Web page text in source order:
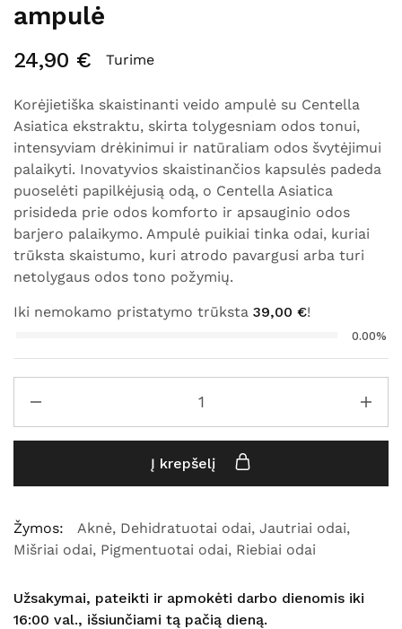
ampulė
24,90 € Turime
Korėjietiška skaistinanti veido ampulė su Centella
Asiatica ekstraktu, skirta tolygesniam odos tonui,
intensyviam drėkinimui ir natūraliam odos švytėjimui
palaikyti. Inovatyvios skaistinančios kapsulės padeda
puoselėti papilkėjusią odą, o Centella Asiatica
prisideda prie odos komforto ir apsauginio odos
barjero palaikymo. Ampulė puikiai tinka odai, kuriai
trūksta skaistumo, kuri atrodo pavargusi arba turi
netolygaus odos tono požymių.
Iki nemokamo pristatymo trūksta 39,00 €!
0.00%
Į krepšelį
Žymos: Aknė, Dehidratuotai odai, Jautriai odai,
Mišriai odai, Pigmentuotai odai, Riebiai odai
Užsakymai, pateikti ir apmokėti darbo dienomis iki
16:00 val., išsiunčiami tą pačią dieną.